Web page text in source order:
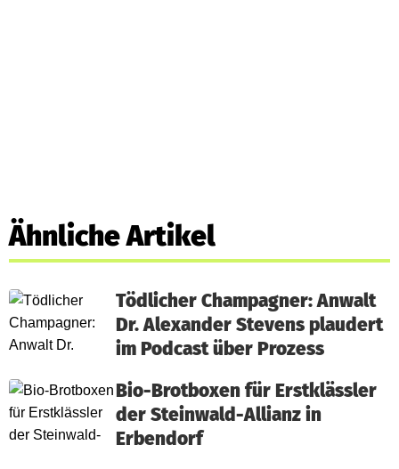
Ähnliche Artikel
Tödlicher Champagner: Anwalt
Dr. Alexander Stevens plaudert
im Podcast über Prozess
Bio-Brotboxen für Erstklässler
der Steinwald-Allianz in
Erbendorf